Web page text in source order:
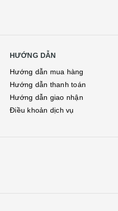
HƯỚNG DẪN
Hướng dẫn mua hàng
Hướng dẫn thanh toán
Hướng dẫn giao nhận
Điều khoản dịch vụ